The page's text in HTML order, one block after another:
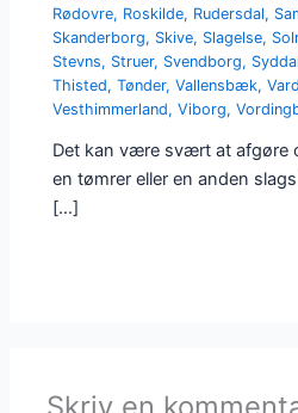
Rødovre, Roskilde, Rudersdal,
Skanderborg, Skive, Slagelse,
Stevns, Struer, Svendborg,
Thisted,Tønder,Vallensbæk,
Vesthimmerland,Viborg,
Det kan være svært at afgøre
en tømrer eller en anden
[…]